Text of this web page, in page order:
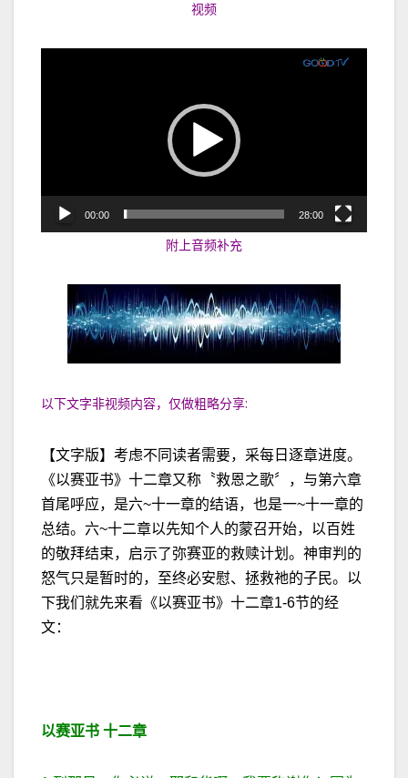
视频
00:00 28:00
附上音频补充
以下文字非视频内容，仅做粗略分享:
【文字版】考虑不同读者需要，采每日逐章进度。
《以赛亚书》十二章又称〝救恩之歌〞，与第六章
首尾呼应，是六~十一章的结语，也是一~十一章的
总结。六~十二章以先知个人的蒙召开始，以百姓
的敬拜结束，启示了弥赛亚的救赎计划。神审判的
怒气只是暂时的，至终必安慰、拯救祂的子民。以
下我们就先来看《以赛亚书》十二章1-6节的经
文：
以赛亚书 十二章